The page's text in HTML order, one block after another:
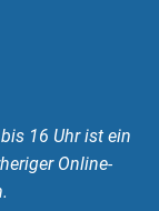
16 Uhr ist ein
Online-